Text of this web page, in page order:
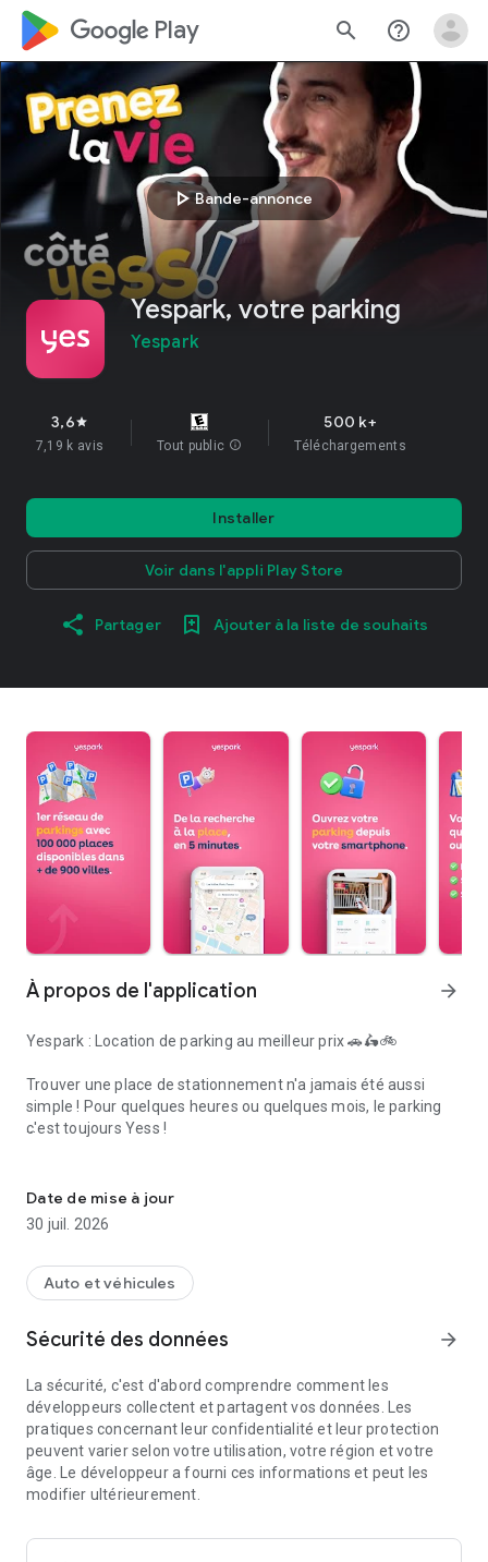
google_logo Play search help_outline
play_arrowBande-annonce
Yespark, votre parking
Yespark
3,6star
7,19 k avis Tout public info
500 k+
Téléchargements
Installer
Voir dans l'appli Play Store
Partager Ajouter à la liste de souhaits
À propos de l'application arrow_forward
Yespark : Location de parking au meilleur prix 🚗🛵🚲
Trouver une place de stationnement n'a jamais été aussi
simple ! Pour quelques heures ou quelques mois, le parking
c'est toujours Yess !
longue durée, trouvez le parking idéal adapté à vos besoins et
à votre véhicule (voiture, véhicule électrique, moto, scooter
ou vélo).
Pourquoi choisir l'application Yespark ?
parkings disponibles en France (Paris, Lyon, Marseille...), mais
📱 100% digital : De la recherche de la place en 2 minutes à
l'accès au parking, votre smartphone devient votre
télécommande numérique pour ouvrir les portes et les accès
piétons.
vous voulez et résiliez facilement, sans aucun frais.
Date de mise à jour
30 juil. 2026
Auto et véhicules
Sécurité des données arrow_forward
La sécurité, c'est d'abord comprendre comment les
développeurs collectent et partagent vos données. Les
pratiques concernant leur confidentialité et leur protection
peuvent varier selon votre utilisation, votre région et votre
âge. Le développeur a fourni ces informations et peut les
modifier ultérieurement.